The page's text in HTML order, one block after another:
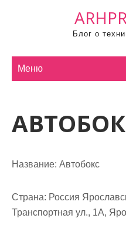
Блог о
Меню
Название: Автобокс
Страна: Россия
Транспортная ул., 1А,